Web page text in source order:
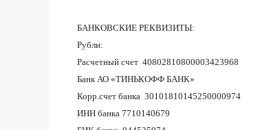
БАНКОВСКИЕ РЕКВИЗИТЫ:
Рубли:
Расчетный счет 40802810800003423968
Банк АО «ТИНЬКОФФ БАНК»
Корр.счет банка 30101810145250000974
ИНН банка 7710140679